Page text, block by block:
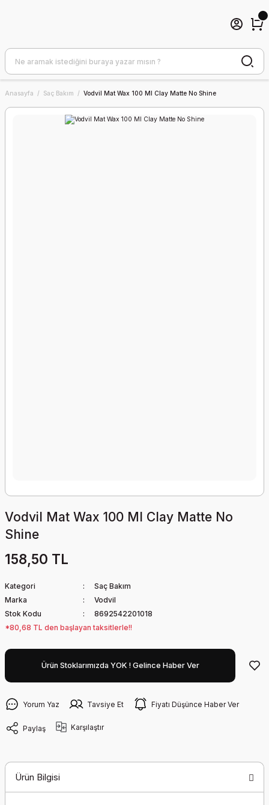
Anasayfa Saç Bakım Vodvil Mat Wax 100 Ml Clay Matte No Shine
Vodvil Mat Wax 100 Ml Clay Matte No
Shine
158,50 TL
Kategori
Saç Bakım
Marka
Vodvil
Stok Kodu
8692542201018
*80,68 TL den başlayan taksitlerle!!
Ürün Stoklarımızda YOK ! Gelince Haber Ver
Yorum Yaz Tavsiye Et Fiyatı Düşünce Haber Ver
Paylaş Karşılaştır
Ürün Bilgisi